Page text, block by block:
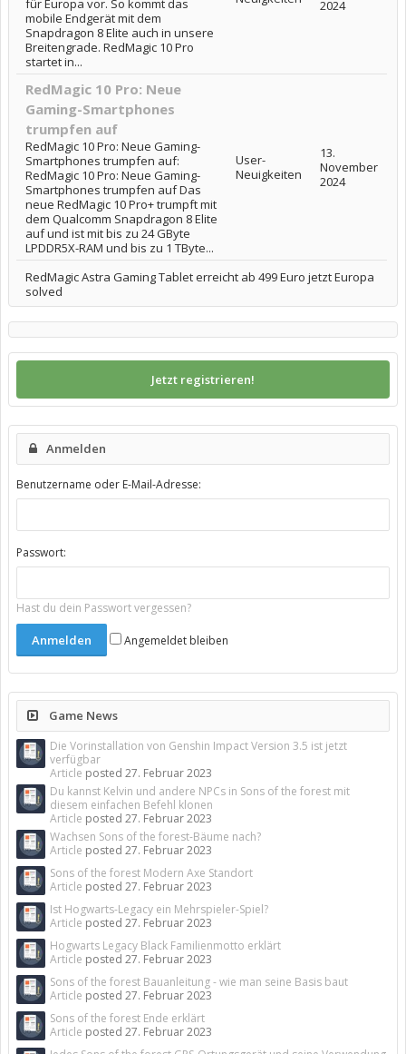
für Europa vor. So kommt das
mobile Endgerät mit dem
Snapdragon 8 Elite auch in unsere
Breitengrade. RedMagic 10 Pro
startet in...
2024
RedMagic 10 Pro: Neue
Gaming-Smartphones
trumpfen auf
RedMagic 10 Pro: Neue Gaming-
Smartphones trumpfen auf:
RedMagic 10 Pro: Neue Gaming-
Smartphones trumpfen auf Das
neue RedMagic 10 Pro+ trumpft mit
dem Qualcomm Snapdragon 8 Elite
auf und ist mit bis zu 24 GByte
LPDDR5X-RAM und bis zu 1 TByte...
User-
Neuigkeiten
13.
November
2024
RedMagic Astra Gaming Tablet erreicht ab 499 Euro jetzt Europa
solved
Jetzt registrieren!
Anmelden
Benutzername oder E-Mail-Adresse:
Passwort:
Hast du dein Passwort vergessen?
Angemeldet bleiben
Game News
Die Vorinstallation von Genshin Impact Version 3.5 ist jetzt
verfügbar
Article posted 27. Februar 2023
Du kannst Kelvin und andere NPCs in Sons of the forest mit
diesem einfachen Befehl klonen
Article posted 27. Februar 2023
Wachsen Sons of the forest-Bäume nach?
Article posted 27. Februar 2023
Sons of the forest Modern Axe Standort
Article posted 27. Februar 2023
Ist Hogwarts-Legacy ein Mehrspieler-Spiel?
Article posted 27. Februar 2023
Hogwarts Legacy Black Familienmotto erklärt
Article posted 27. Februar 2023
Sons of the forest Bauanleitung - wie man seine Basis baut
Article posted 27. Februar 2023
Sons of the forest Ende erklärt
Article posted 27. Februar 2023